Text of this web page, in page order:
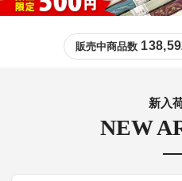
販売中商品数
NEW
新入